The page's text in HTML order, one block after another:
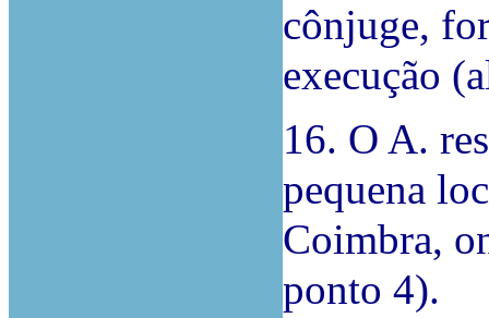
cônjuge,
execução
16. O A.
pequena
Coimbra,
ponto 4).